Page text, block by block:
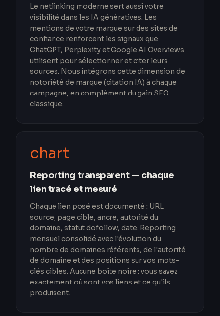
Le netlinking moderne sert aussi votre
visibilité dans les IA génératives. Les
mentions de votre marque sur des sites de
confiance renforcent les signaux que
ChatGPT, Perplexity et Google AI Overviews
utilisent pour sélectionner et citer leurs
sources. Nous intégrons cette dimension de
notoriété de marque (citation IA) à chaque
campagne, en complément du gain SEO
classique.
chart
Reporting transparent — chaque
lien tracé et mesuré
Chaque lien posé est documenté : URL
source, page cible, ancre, autorité du
domaine, statut dofollow, date. Reporting
mensuel consolidé avec l'évolution du
nombre de domaines référents, de l'autorité
de domaine et des positions sur vos mots-
clés cibles. Aucune boîte noire : vous savez
exactement où sont vos liens et ce qu'ils
produisent.